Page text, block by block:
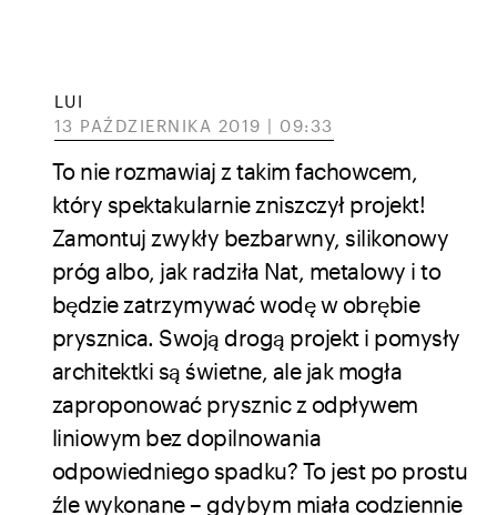
LUI
13 PAŹDZIERNIKA 2019 | 09:33
To nie rozmawiaj z takim fachowcem,
który spektakularnie zniszczył projekt!
Zamontuj zwykły bezbarwny, silikonowy
próg albo, jak radziła Nat, metalowy i to
będzie zatrzymywać wodę w obrębie
prysznica. Swoją drogą projekt i pomysły
architektki są świetne, ale jak mogła
zaproponować prysznic z odpływem
liniowym bez dopilnowania
odpowiedniego spadku? To jest po prostu
źle wykonane – gdybym miała codziennie